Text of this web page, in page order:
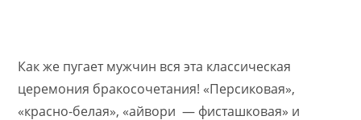
Как же пугает мужчин вся эта классическая
церемония бракосочетания! «Персиковая»,
«красно-белая», «айвори — фисташковая» и